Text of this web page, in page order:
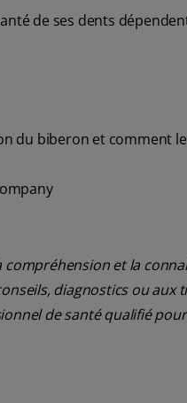
de ses dents
du biberon et comment
et la
diagnostics ou
de santé qualifié